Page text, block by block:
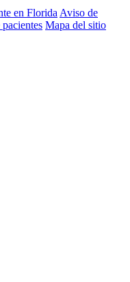
en Florida Aviso de
Mapa del sitio